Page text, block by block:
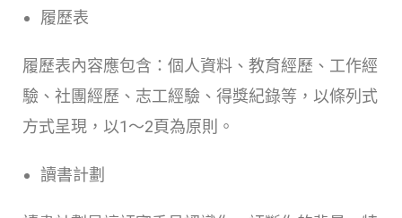
履歷表
履歷表內容應包含：個人資料、教育經歷、工作經
驗、社團經歷、志工經驗、得獎紀錄等，以條列式
方式呈現，以1～2頁為原則。
讀書計劃